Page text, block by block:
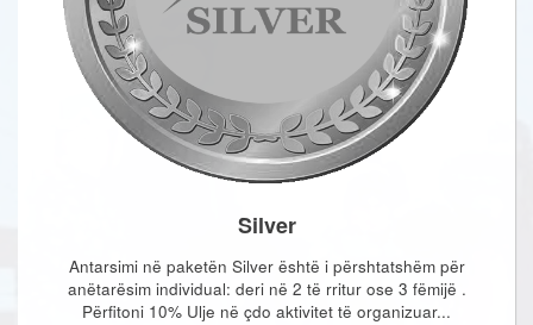
Silver
Antarsimi në paketën Silver është i përshtatshëm për
anëtarësim individual: deri në 2 të rritur ose 3 fëmijë .
Përfitoni 10% Ulje në çdo aktivitet të organizuar...